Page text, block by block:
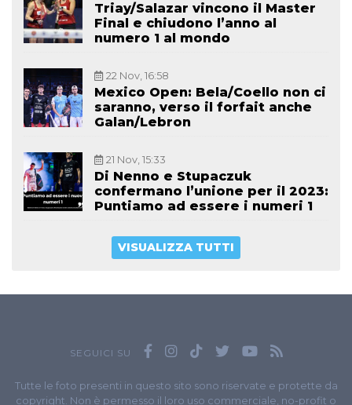
Triay/Salazar vincono il Master
Final e chiudono l’anno al
numero 1 al mondo
22 Nov, 16:58
Mexico Open: Bela/Coello non ci
saranno, verso il forfait anche
Galan/Lebron
21 Nov, 15:33
Di Nenno e Stupaczuk
confermano l’unione per il 2023:
Puntiamo ad essere i numeri 1
VISUALIZZA TUTTI
SEGUICI SU
Tutte le foto presenti in questo sito sono riservate e protette da
copyright. Non è permesso il loro uso commerciale, no-profit o